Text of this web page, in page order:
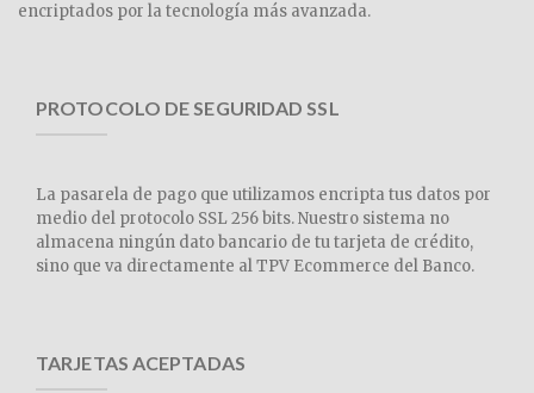
encriptados por la tecnología más avanzada.
PROTOCOLO DE SEGURIDAD SSL
La pasarela de pago que utilizamos encripta tus datos por
medio del protocolo SSL 256 bits. Nuestro sistema no
almacena ningún dato bancario de tu tarjeta de crédito,
sino que va directamente al TPV Ecommerce del Banco.
TARJETAS ACEPTADAS